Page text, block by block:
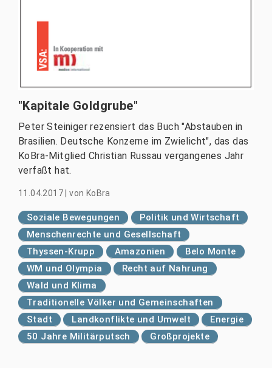
"Kapitale Goldgrube"
Peter Steiniger rezensiert das Buch "Abstauben in
Brasilien. Deutsche Konzerne im Zwielicht", das das
KoBra-Mitglied Christian Russau vergangenes Jahr
verfaßt hat.
11.04.2017 |von KoBra
Soziale Bewegungen
Politik und Wirtschaft
Menschenrechte und Gesellschaft
Thyssen-Krupp
Amazonien
Belo Monte
WM und Olympia
Recht auf Nahrung
Wald und Klima
Traditionelle Völker und Gemeinschaften
Stadt
Landkonflikte und Umwelt
Energie
50 Jahre Militärputsch
Großprojekte